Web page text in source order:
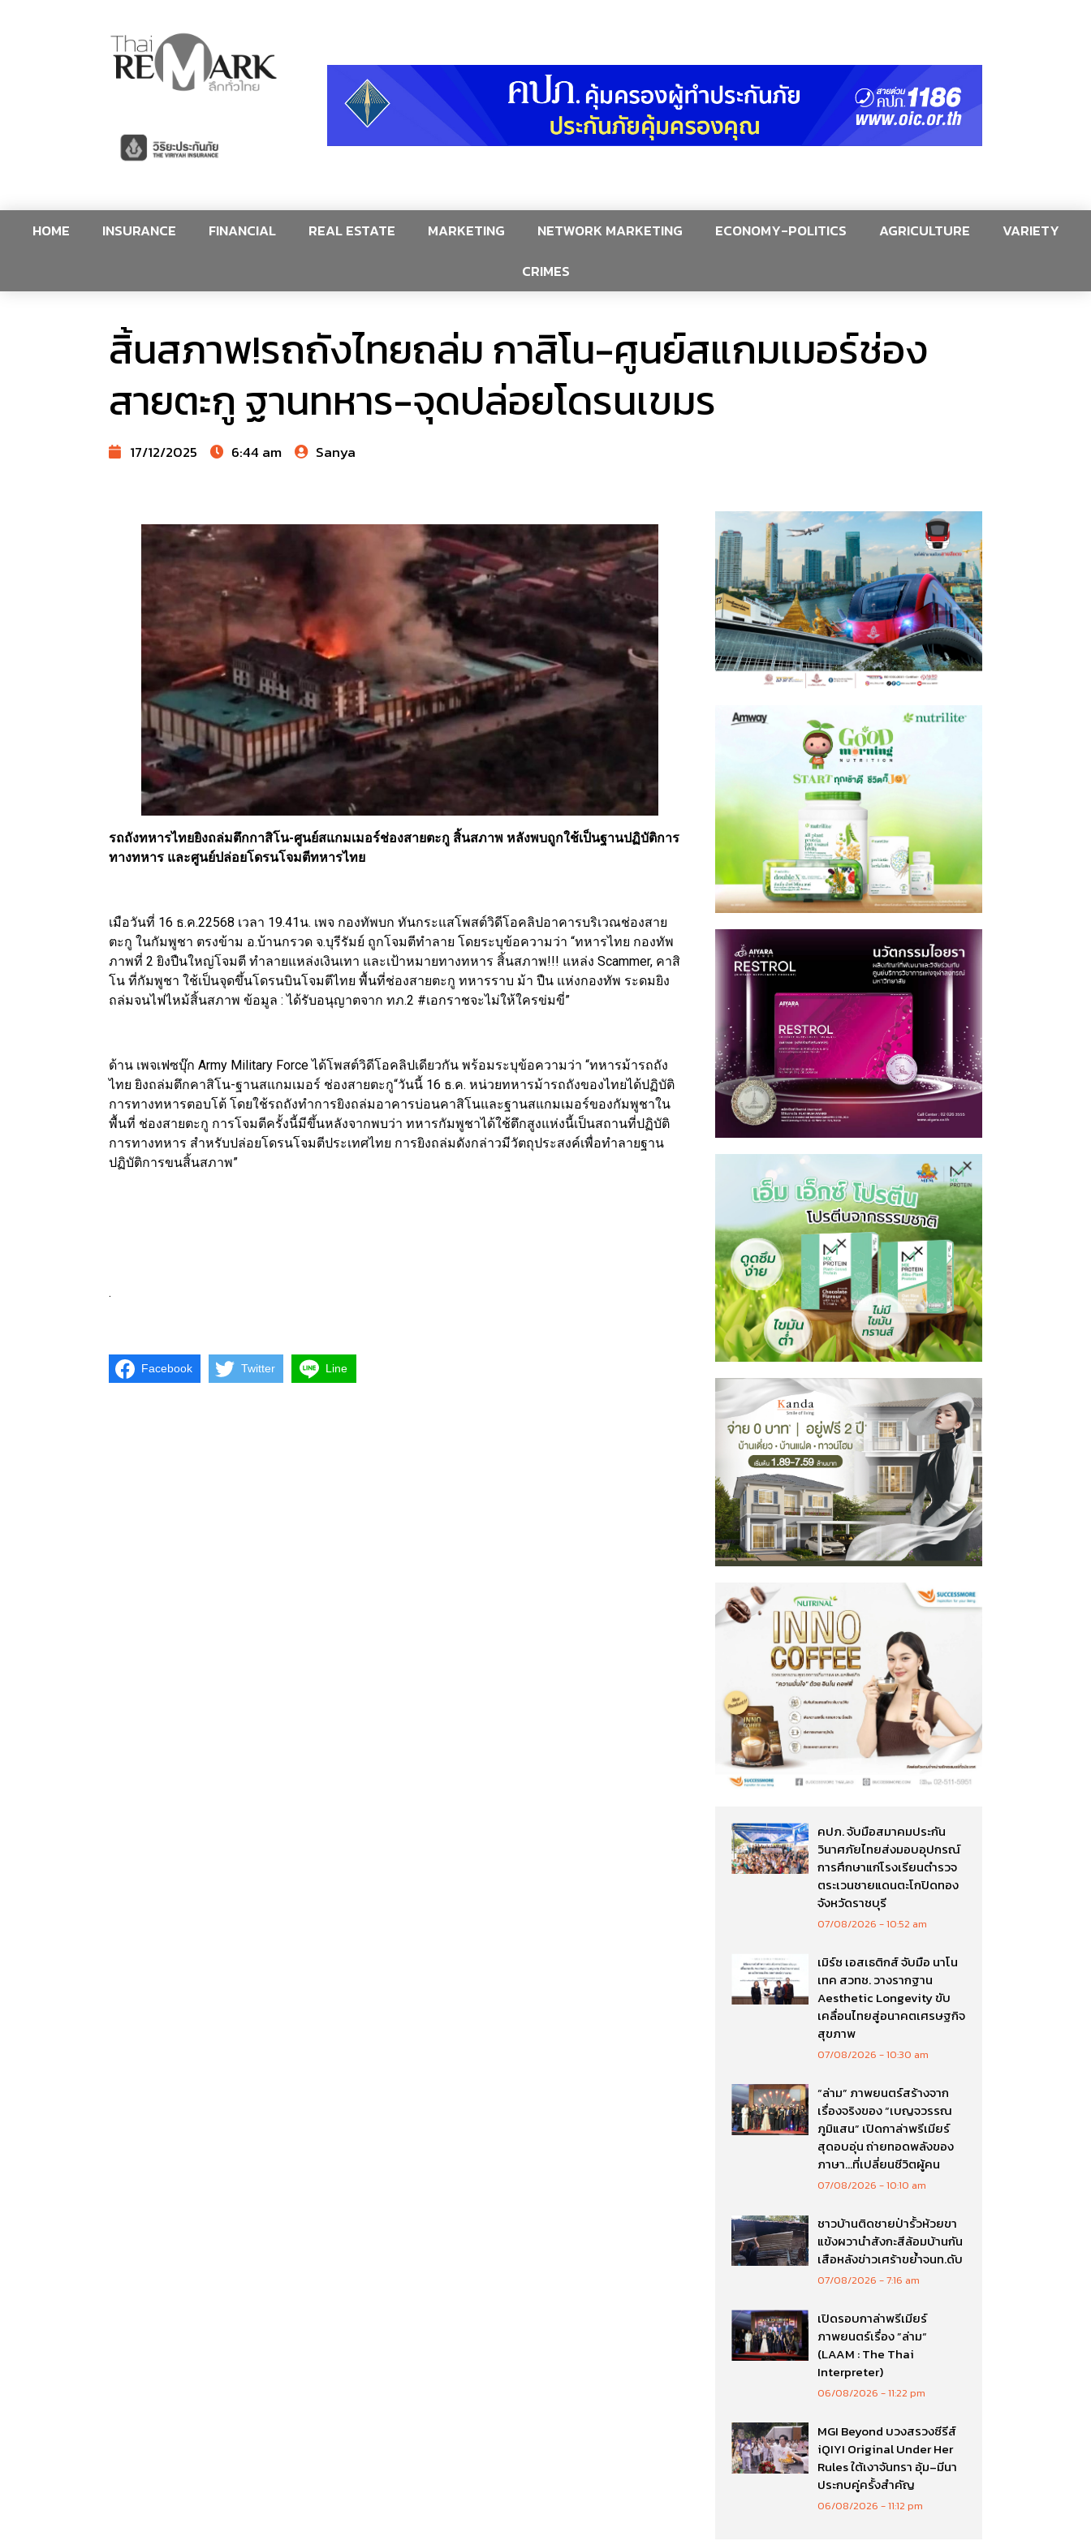
HOME INSURANCE FINANCIAL REAL ESTATE MARKETING NETWORK MARKETING ECONOMY-POLITICS AGRICULTURE
VARIETY
CRIMES
สิ้นสภาพ!รถถังไทยถล่ม กาสิโน-ศูนย์สแกมเมอร์ช่อง
สายตะกู ฐานทหาร-จุดปล่อยโดรนเขมร
17/12/2025 6:44 am Sanya
รถถังทหารไทยยิงถล่มตึกกาสิโน-ศูนย์สแกมเมอร์ช่องสายตะกู สิ้นสภาพ หลังพบถูกใช้เป็นฐานปฏิบัติการ
ทางทหาร และศูนย์ปล่อยโดรนโจมตีทหารไทย
เมือวันที่ 16 ธ.ค.22568 เวลา 19.41น. เพจ กองทัพบก ทันกระแสโพสต์วิดีโอคลิปอาคารบริเวณช่องสาย
ตะกู ในกัมพูชา ตรงข้าม อ.บ้านกรวด จ.บุรีรัมย์ ถูกโจมตีทำลาย โดยระบุข้อความว่า “ทหารไทย กองทัพ
ภาพที่ 2 ยิงปืนใหญ่โจมตี ทำลายแหล่งเงินเทา และเป้าหมายทางทหาร สิ้นสภาพ!!! แหล่ง Scammer, คาสิ
โน ที่กัมพูชา ใช้เป็นจุดขึ้นโดรนบินโจมตีไทย พื้นที่ช่องสายตะกู ทหารราบ ม้า ปืน แห่งกองทัพ ระดมยิง
ถล่มจนไฟไหม้สิ้นสภาพ ข้อมูล : ได้รับอนุญาตจาก ทภ.2 #เอกราชจะไม่ให้ใครข่มขี่”
ด้าน เพจเฟซบุ๊ก Army Military Force ได้โพสต์วิดีโอคลิปเดียวกัน พร้อมระบุข้อความว่า “ทหารม้ารถถัง
ไทย ยิงถล่มตึกคาสิโน-ฐานสแกมเมอร์ ช่องสายตะกู“วันนี้ 16 ธ.ค. หน่วยทหารม้ารถถังของไทยได้ปฏิบัติ
การทางทหารตอบโต้ โดยใช้รถถังทำการยิงถล่มอาคารบ่อนคาสิโนและฐานสแกมเมอร์ของกัมพูชาใน
พื้นที่ ช่องสายตะกู การโจมตีครั้งนี้มีขึ้นหลังจากพบว่า ทหารกัมพูชาได้ใช้ตึกสูงแห่งนี้เป็นสถานที่ปฏิบัติ
การทางทหาร สำหรับปล่อยโดรนโจมตีประเทศไทย การยิงถล่มดังกล่าวมีวัตถุประสงค์เพื่อทำลายฐาน
ปฏิบัติการขนสิ้นสภาพ”
.
Facebook Twitter Line
คปภ. จับมือสมาคมประกัน
วินาศภัยไทยส่งมอบอุปกรณ์
การศึกษาแก่โรงเรียนตำรวจ
ตระเวนชายแดนตะโกปิดทอง
จังหวัดราชบุรี
07/08/2026 10:52 am
เมิร์ซ เอสเธติกส์ จับมือ นาโน
เทค สวทช. วางรากฐาน
Aesthetic Longevity ขับ
เคลื่อนไทยสู่อนาคตเศรษฐกิจ
สุขภาพ
07/08/2026 10:30 am
“ล่าม” ภาพยนตร์สร้างจาก
เรื่องจริงของ “เบญจวรรณ
ภูมิแสน” เปิดกาล่าพรีเมียร์
สุดอบอุ่น ถ่ายทอดพลังของ
ภาษา…ที่เปลี่ยนชีวิตผู้คน
07/08/2026 10:10 am
ชาวบ้านติดชายป่ารั้วห้วยขา
แข้งผวานำสังกะสีล้อมบ้านกัน
เสือหลังข่าวเศร้าขย้ำจนท.ดับ
07/08/2026 7:16 am
เปิดรอบกาล่าพรีเมียร์
ภาพยนตร์เรื่อง ”ล่าม“
(LAAM : The Thai
Interpreter)
06/08/2026 11:22 pm
MGI Beyond บวงสรวงซีรีส์
iQIYI Original Under Her
Rules ใต้เงาจันทรา อุ้ม–มีนา
ประกบคู่ครั้งสำคัญ
06/08/2026 11:12 pm